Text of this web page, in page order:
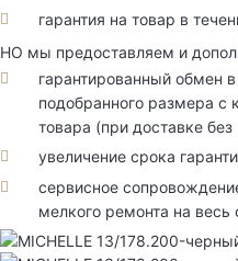
гарантия на товар в
НО мы предоставляем и
гарантированный обмен
подобранного размера с
товара (при доставке
увеличение срока
сервисное
мелкого ремонта на